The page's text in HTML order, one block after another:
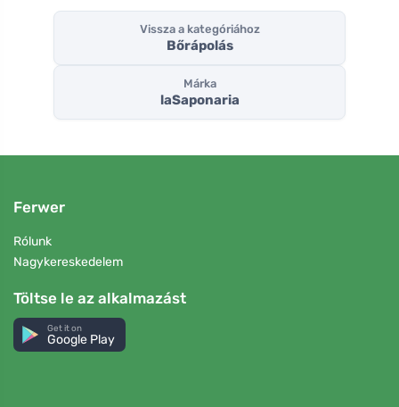
Vissza a kategóriához
Bőrápolás
Márka
laSaponaria
Ferwer
Rólunk
Nagykereskedelem
Töltse le az alkalmazást
Get it on
Google Play